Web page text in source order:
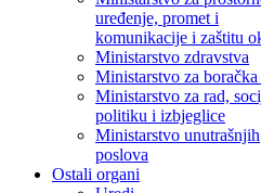
uređenje, promet i
komunikacije i zaštitu
Ministarstvo zdravstva
Ministarstvo za boračka
Ministarstvo za rad,
politiku i izbjeglice
Ministarstvo unutrašnjih
poslova
Ostali organi